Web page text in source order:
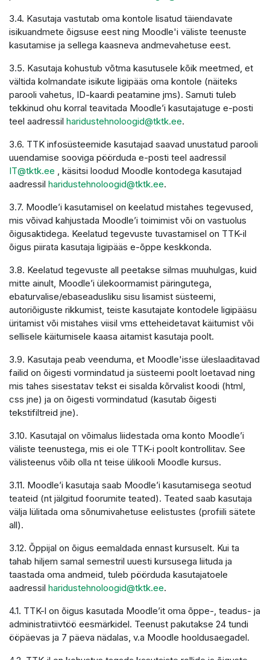
3.4. Kasutaja vastutab oma kontole lisatud täiendavate
isikuandmete õigsuse eest ning Moodle'i väliste teenuste
kasutamise ja sellega kaasneva andmevahetuse eest.
3.5. Kasutaja kohustub võtma kasutusele kõik meetmed, et
vältida kolmandate isikute ligipääs oma kontole (näiteks
parooli vahetus, ID-kaardi peatamine jms). Samuti tuleb
tekkinud ohu korral teavitada Moodle’i kasutajatuge e-posti
teel aadressil haridustehnoloogid@tktk.ee.
3.6. TTK infosüsteemide kasutajad saavad unustatud parooli
uuendamise sooviga pöörduda e-posti teel aadressil
IT@tktk.ee , käsitsi loodud Moodle kontodega kasutajad
aadressil haridustehnoloogid@tktk.ee.
3.7. Moodle’i kasutamisel on keelatud mistahes tegevused,
mis võivad kahjustada Moodle’i toimimist või on vastuolus
õigusaktidega. Keelatud tegevuste tuvastamisel on TTK-il
õigus piirata kasutaja ligipääs e-õppe keskkonda.
3.8. Keelatud tegevuste all peetakse silmas muuhulgas, kuid
mitte ainult, Moodle’i ülekoormamist päringutega,
ebaturvalise/ebaseadusliku sisu lisamist süsteemi,
autoriõiguste rikkumist, teiste kasutajate kontodele ligipääsu
üritamist või mistahes viisil vms etteheidetavat käitumist või
sellisele käitumisele kaasa aitamist kasutaja poolt.
3.9. Kasutaja peab veenduma, et Moodle'isse üleslaaditavad
failid on õigesti vormindatud ja süsteemi poolt loetavad ning
mis tahes sisestatav tekst ei sisalda kõrvalist koodi (html,
css jne) ja on õigesti vormindatud (kasutab õigesti
tekstifiltreid jne).
3.10. Kasutajal on võimalus liidestada oma konto Moodle’i
väliste teenustega, mis ei ole TTK-i poolt kontrollitav. See
välisteenus võib olla nt teise ülikooli Moodle kursus.
3.11. Moodle’i kasutaja saab Moodle’i kasutamisega seotud
teateid (nt jälgitud foorumite teated). Teated saab kasutaja
välja lülitada oma sõnumivahetuse eelistustes (profiili sätete
all).
3.12. Õppijal on õigus eemaldada ennast kursuselt. Kui ta
tahab hiljem samal semestril uuesti kursusega liituda ja
taastada oma andmeid, tuleb pöörduda kasutajatoele
aadressil haridustehnoloogid@tktk.ee.
4.1. TTK-l on õigus kasutada Moodle’it oma õppe-, teadus- ja
administratiivtöö eesmärkidel. Teenust pakutakse 24 tundi
ööpäevas ja 7 päeva nädalas, v.a Moodle hooldusaegadel.